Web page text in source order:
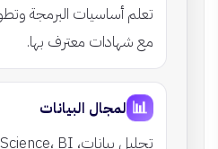
تعلم أساسيات البرمجة
مع شهادات معترف بها.
📊 لمجال البيانات